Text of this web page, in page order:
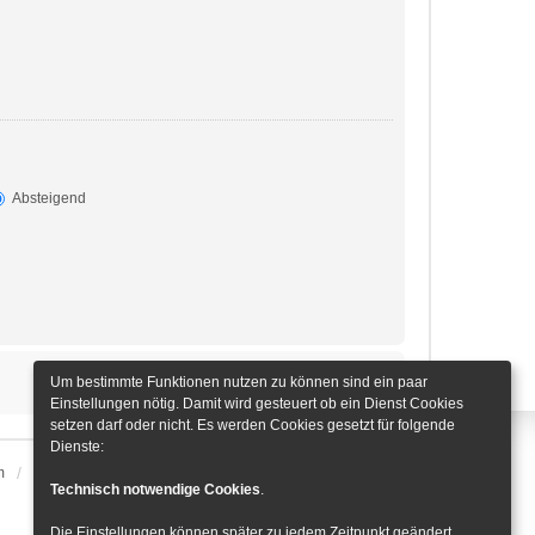
Absteigend
Um bestimmte Funktionen nutzen zu können sind ein paar
Einstellungen nötig. Damit wird gesteuert ob ein Dienst Cookies
setzen darf oder nicht. Es werden Cookies gesetzt für folgende
Dienste:
Technisch notwendige Cookies.